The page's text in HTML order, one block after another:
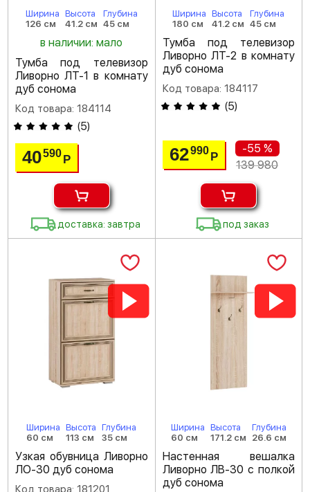
Ширина
126 см
Высота
41.2 см
Глубина
45 см
в наличии: мало
Тумба под телевизор
Ливорно ЛТ-1 в комнату
дуб сонома
Код товара: 184114
(5)
40590Р
доставка: завтра
Ширина
180 см
Высота
41.2 см
Глубина
45 см
Тумба под телевизор
Ливорно ЛТ-2 в комнату
дуб сонома
Код товара: 184117
(5)
62990 Р
-55 %
139 980
под заказ
Ширина
60 см
Высота
113 см
Глубина
35 см
Узкая обувница Ливорно
ЛО-30 дуб сонома
Код товара: 181201
Ширина
60 см
Высота
171.2 см
Глубина
26.6 см
Настенная вешалка
Ливорно ЛВ-30 с полкой
дуб сонома